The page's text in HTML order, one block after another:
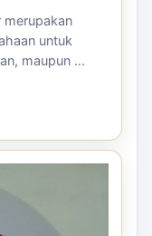
merupakan
untuk
maupun ...